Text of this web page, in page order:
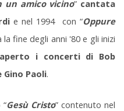
un amico vicino” cantata
e nel 1994 con “Oppure
fine degli anni '80 e gli inizi
i concerti di Bob
Gino Paoli.
Gesù Cristo” contenuto nel